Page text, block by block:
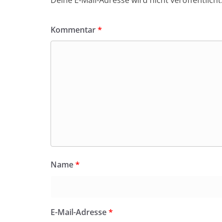
Kommentar*
Name*
E-Mail-Adresse*